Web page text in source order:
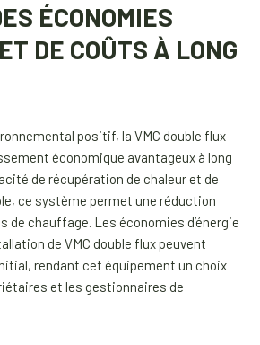
ÉCONOMIES
DE COÛTS À LONG
positif, la VMC double flux
économique avantageux à long
de récupération de chaleur et de
ce système permet une réduction
de chauffage. Les économies d’énergie
de VMC double flux peuvent
rendant cet équipement un choix
et les gestionnaires de